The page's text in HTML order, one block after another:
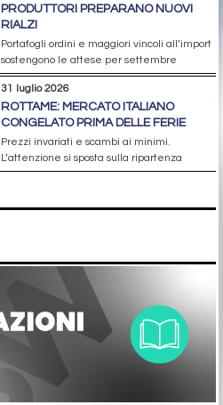
PRODUTTORI PREPARANO NUOVI
RIALZI
Portafogli ordini e maggiori vincoli all’import
sostengono le attese per settembre
31 luglio 2026
ROTTAME: MERCATO ITALIANO
CONGELATO PRIMA DELLE FERIE
Prezzi invariati e scambi ai minimi.
L’attenzione si sposta sulla ripartenza